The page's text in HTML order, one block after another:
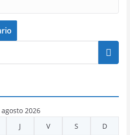
agosto 2026
J V S D